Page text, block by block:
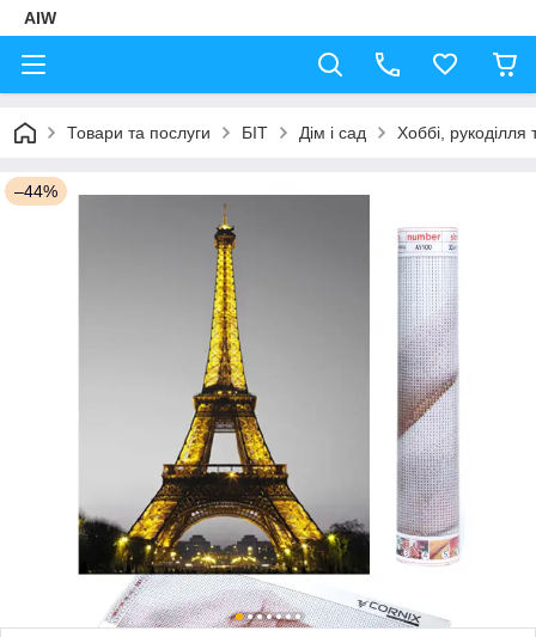
AIW
Товари та послуги БІТ Дім і сад Хоббі, рукоділля
–44%